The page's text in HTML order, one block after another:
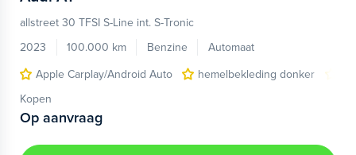
allstreet 30 TFSI S-Line int. S-Tronic
2023
100.000 km Benzine
Automaat
Apple Carplay/Android Auto
hemelbekleding donker
Kopen
Op aanvraag